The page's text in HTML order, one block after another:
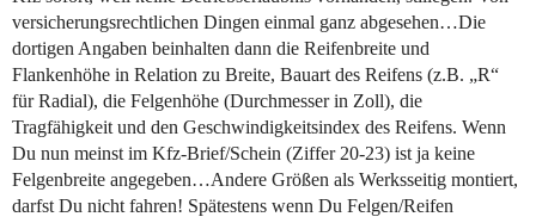
versicherungsrechtlichen Dingen einmal ganz abgesehen…Die
dortigen Angaben beinhalten dann die Reifenbreite und
Flankenhöhe in Relation zu Breite, Bauart des Reifens (z.B. „R“
für Radial), die Felgenhöhe (Durchmesser in Zoll), die
Tragfähigkeit und den Geschwindigkeitsindex des Reifens. Wenn
Du nun meinst im Kfz-Brief/Schein (Ziffer 20-23) ist ja keine
Felgenbreite angegeben…Andere Größen als Werksseitig montiert,
darfst Du nicht fahren! Spätestens wenn Du Felgen/Reifen